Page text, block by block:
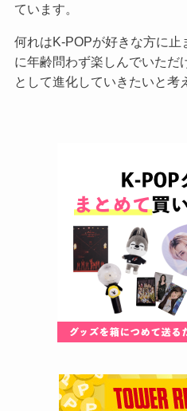
ています。
何れはK-POPが好きな方に止
に年齢問わず楽しんでいただ
として進化していきたいと考